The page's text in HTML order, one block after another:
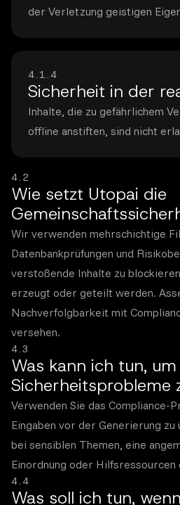
der Verletzung geistigen
4.1.4
Sicherheit in der
Inhalte, die zu gefährlichem
offline anstiften, sind nicht
4.2
Wie setzt Utopai die
Wir verwenden mehrschichtige
Datenbankprüfungen und
verstoßende Inhalte zu
erzeugt oder geteilt werden.
Nachverfolgbarkeit mit
versehen.
4.3
Was kann ich tun, um
Sicherheitsprobleme
Verwenden Sie das Compliance-
Eingaben vor der Generierung
bei sensiblen Themen, eine
Einordnung oder Hilfsressourcen
4.4
Was soll ich tun,